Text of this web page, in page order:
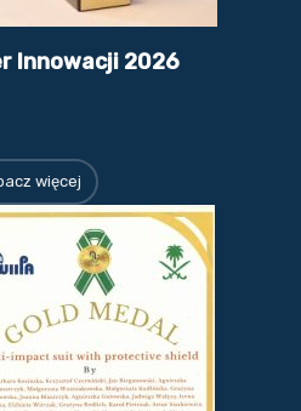
Innowacji 2026
więcej